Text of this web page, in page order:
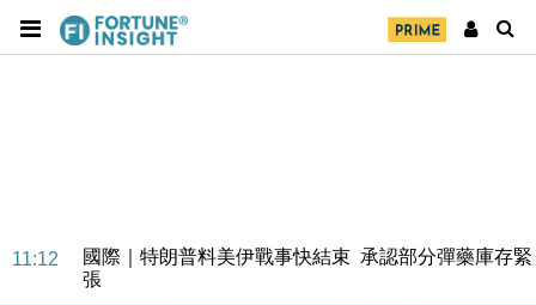
11:12
國際｜特朗普料美伊戰事快結束 承認部分彈藥庫存緊
張